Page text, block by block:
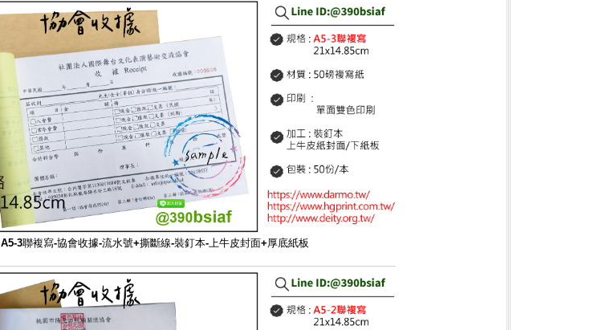
A5-3聯複寫-協會收據-流水號+撕斷線-裝釘本-上牛皮封面+厚底紙板